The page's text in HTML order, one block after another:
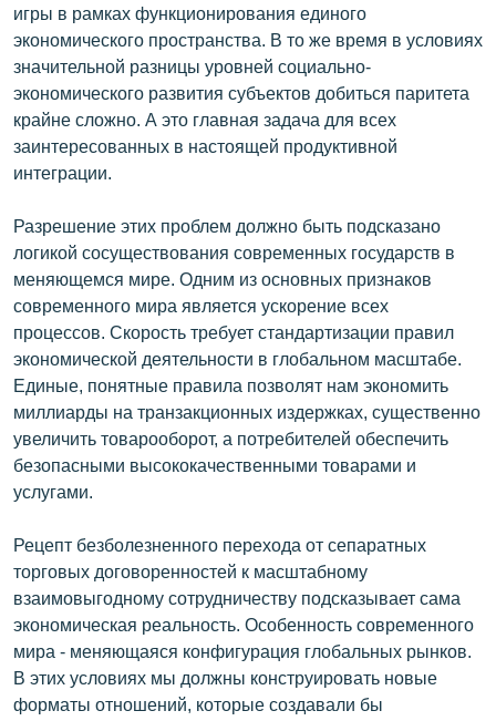
игры в рамках функционирования единого
экономического пространства. В то же время в условиях
значительной разницы уровней социально-
экономического развития субъектов добиться паритета
крайне сложно. А это главная задача для всех
заинтересованных в настоящей продуктивной
интеграции.
Разрешение этих проблем должно быть подсказано
логикой сосуществования современных государств в
меняющемся мире. Одним из основных признаков
современного мира является ускорение всех
процессов. Скорость требует стандартизации правил
экономической деятельности в глобальном масштабе.
Единые, понятные правила позволят нам экономить
миллиарды на транзакционных издержках, существенно
увеличить товарооборот, а потребителей обеспечить
безопасными высококачественными товарами и
услугами.
Рецепт безболезненного перехода от сепаратных
торговых договоренностей к масштабному
взаимовыгодному сотрудничеству подсказывает сама
экономическая реальность. Особенность современного
мира - меняющаяся конфигурация глобальных рынков.
В этих условиях мы должны конструировать новые
форматы отношений, которые создавали бы